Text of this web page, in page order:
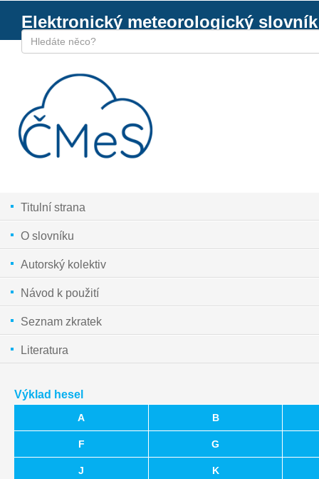
Elektronický meteorologický slovník
Titulní strana
O slovníku
Autorský kolektiv
Návod k použití
Seznam zkratek
Literatura
Výklad hesel
A B
F G
J K